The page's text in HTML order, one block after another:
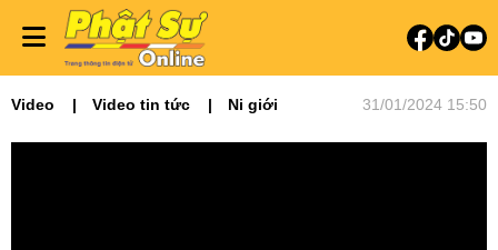
Video Video tin tức Ni giới 31/01/2024 15:50